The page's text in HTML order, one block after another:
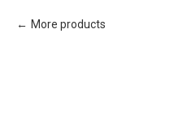
More products